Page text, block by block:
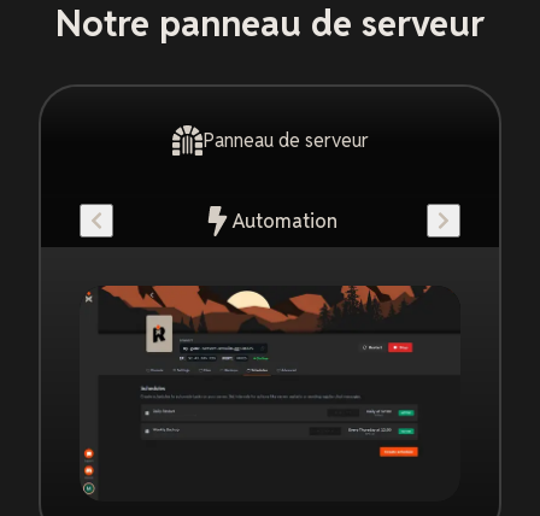
Notre panneau de serveur
Panneau de serveur
Automation